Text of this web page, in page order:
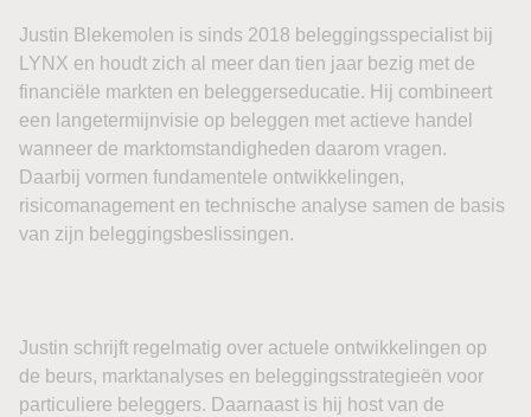
Justin Blekemolen is sinds 2018 beleggingsspecialist bij
LYNX en houdt zich al meer dan tien jaar bezig met de
financiële markten en beleggerseducatie. Hij combineert
een langetermijnvisie op beleggen met actieve handel
wanneer de marktomstandigheden daarom vragen.
Daarbij vormen fundamentele ontwikkelingen,
risicomanagement en technische analyse samen de basis
van zijn beleggingsbeslissingen.
Justin schrijft regelmatig over actuele ontwikkelingen op
de beurs, marktanalyses en beleggingsstrategieën voor
particuliere beleggers. Daarnaast is hij host van de